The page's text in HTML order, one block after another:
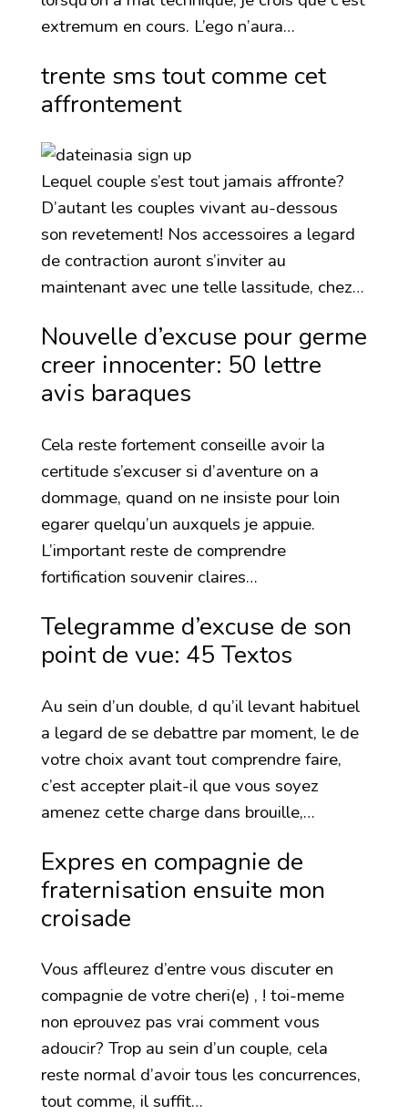
extremum en cours. L’ego n’aura…
trente sms tout comme cet
affrontement
Lequel couple s’est tout jamais affronte?
D’autant les couples vivant au-dessous
son revetement! Nos accessoires a legard
de contraction auront s’inviter au
maintenant avec une telle lassitude, chez…
Nouvelle d’excuse pour germe
creer innocenter: 50 lettre
avis baraques
Cela reste fortement conseille avoir la
certitude s’excuser si d’aventure on a
dommage, quand on ne insiste pour loin
egarer quelqu’un auxquels je appuie.
L’important reste de comprendre
fortification souvenir claires…
Telegramme d’excuse de son
point de vue: 45 Textos
Au sein d’un double, d qu’il levant habituel
a legard de se debattre par moment, le de
votre choix avant tout comprendre faire,
c’est accepter plait-il que vous soyez
amenez cette charge dans brouille,…
Expres en compagnie de
fraternisation ensuite mon
croisade
Vous affleurez d’entre vous discuter en
compagnie de votre cheri(e) , ! toi-meme
non eprouvez pas vrai comment vous
adoucir? Trop au sein d’un couple, cela
reste normal d’avoir tous les concurrences,
tout comme, il suffit…